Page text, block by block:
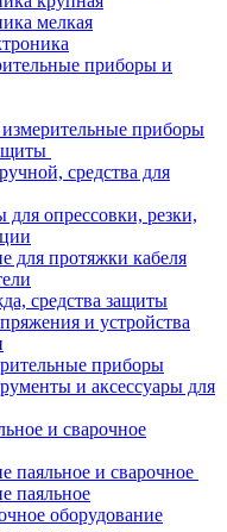
мелкая
приборы и
приборы
средства для
опрессовки, резки,
для протяжки кабеля
средства защиты
и устройства
приборы
и аксессуары для
и сварочное
паяльное и сварочное
паяльное
оборудование